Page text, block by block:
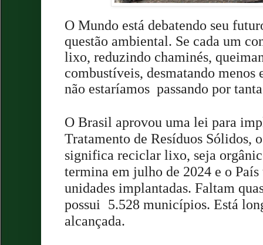
O Mundo está debatendo seu
questão ambiental. Se cada um
lixo, reduzindo chaminés,
combustíveis, desmatando menos
não estaríamos passando por
O Brasil aprovou uma lei para
Tratamento de Resíduos Sólidos,
significa reciclar lixo, seja
termina em julho de 2024 e o
unidades implantadas. Faltam
possui
5.528 municípios. Está
alcançada.